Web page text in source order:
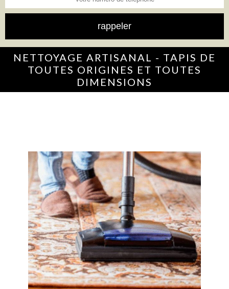
NETTOYAGE ARTISANAL - TAPIS DE
TOUTES ORIGINES ET TOUTES
DIMENSIONS